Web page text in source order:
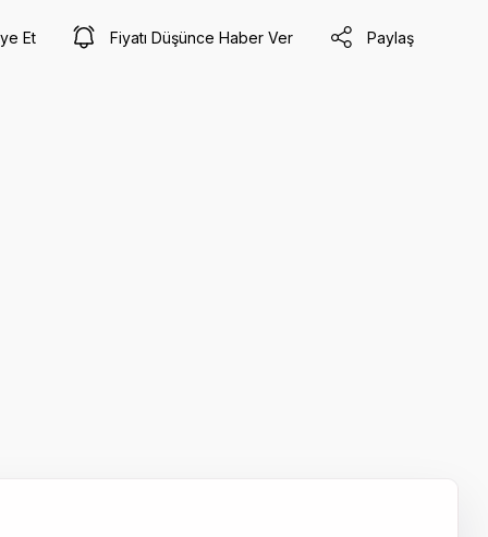
Et Fiyatı Düşünce Haber Ver Paylaş